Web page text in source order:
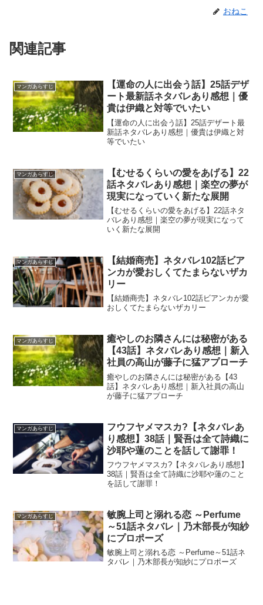
おねこ
関連記事
マンガあらすじ
【運命の人に出会う話】25話デザ
ート最新話ネタバレあり感想｜優
貴は伊織と対等でいたい
【運命の人に出会う話】25話デザート最
新話ネタバレあり感想｜優貴は伊織と対
等でいたい
マンガあらすじ
【むせるくらいの愛をあげる】22
話ネタバレあり感想｜楽空の夢が
現実になっていく新たな展開
【むせるくらいの愛をあげる】22話ネタ
バレあり感想｜楽空の夢が現実になって
いく新たな展開
マンガあらすじ
【結婚商売】ネタバレ102話ビア
ンカが愛おしくてたまらないザカ
リー
【結婚商売】ネタバレ102話ビアンカが愛
おしくてたまらないザカリー
マンガあらすじ
癒やしのお隣さんには秘密がある
【43話】ネタバレあり感想｜新入
社員の高山が藤子に猛アプローチ
癒やしのお隣さんには秘密がある【43
話】ネタバレあり感想｜新入社員の高山
が藤子に猛アプローチ
マンガあらすじ
フウフヤメマスカ?【ネタバレあ
り感想】38話｜賢吾は全て詩織に
沙耶や蓮のことを話して謝罪！
フウフヤメマスカ?【ネタバレあり感想】
38話｜賢吾は全て詩織に沙耶や蓮のこと
を話して謝罪！
マンガあらすじ
敏腕上司と溺れる恋 ～Perfume
～51話ネタバレ｜乃木部長が知紗
にプロポーズ
敏腕上司と溺れる恋 ～Perfume～51話ネ
タバレ｜乃木部長が知紗にプロポーズ